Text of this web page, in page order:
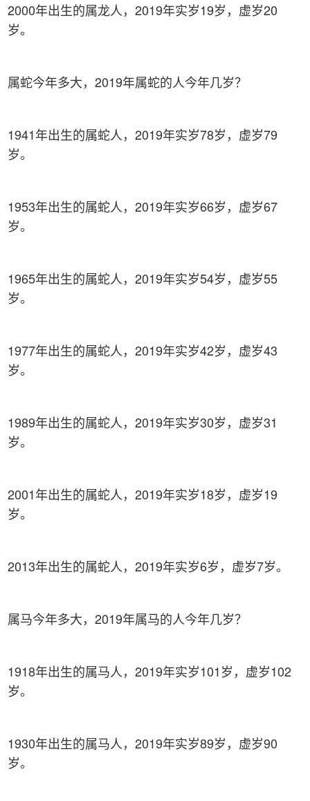
2000年出生的属龙人，2019年实岁19岁，虚岁20
岁。
属蛇今年多大，2019年属蛇的人今年几岁？
1941年出生的属蛇人，2019年实岁78岁，虚岁79
岁。
1953年出生的属蛇人，2019年实岁66岁，虚岁67
岁。
1965年出生的属蛇人，2019年实岁54岁，虚岁55
岁。
1977年出生的属蛇人，2019年实岁42岁，虚岁43
岁。
1989年出生的属蛇人，2019年实岁30岁，虚岁31
岁。
2001年出生的属蛇人，2019年实岁18岁，虚岁19
岁。
2013年出生的属蛇人，2019年实岁6岁，虚岁7岁。
属马今年多大，2019年属马的人今年几岁？
1918年出生的属马人，2019年实岁101岁，虚岁102
岁。
1930年出生的属马人，2019年实岁89岁，虚岁90
岁。